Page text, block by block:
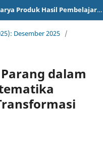
Seminar Nasional dan Gelar Karya Produk Hasil Pembelajaran
Desember 2025 /
dalam